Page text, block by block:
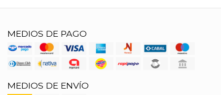
MEDIOS DE PAGO
MEDIOS DE ENVÍO